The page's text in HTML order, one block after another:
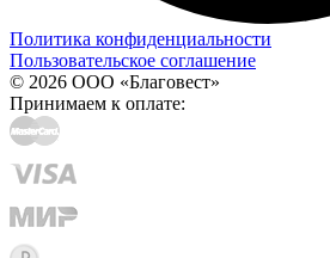
Политика конфиденциальности
Пользовательское соглашение
© 2026 ООО «Благовест»
Принимаем к оплате: